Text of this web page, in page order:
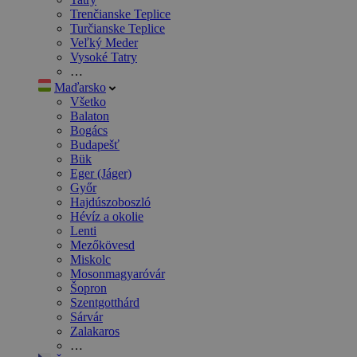
Trenčianske Teplice
Turčianske Teplice
Veľký Meder
Vysoké Tatry
…
Maďarsko
Všetko
Balaton
Bogács
Budapešť
Bük
Eger (Jáger)
Győr
Hajdúszoboszló
Hévíz a okolie
Lenti
Mezőkövesd
Miskolc
Mosonmagyaróvár
Šopron
Szentgotthárd
Sárvár
Zalakaros
…